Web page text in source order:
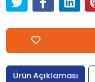
Ürün Açıklaması